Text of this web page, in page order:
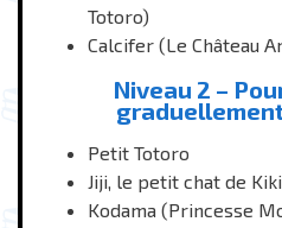
Totoro)
Calcifer (Le Château
Niveau 2 –
Petit Totoro
Jiji, le petit chat de Kiki
Kodama (Princesse